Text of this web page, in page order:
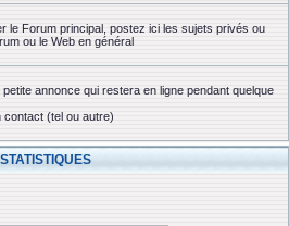
le Forum principal, postez ici les sujets privés ou
ou le Web en général
annonce qui restera en ligne pendant quelque
contact (tel ou autre)
STATISTIQUES